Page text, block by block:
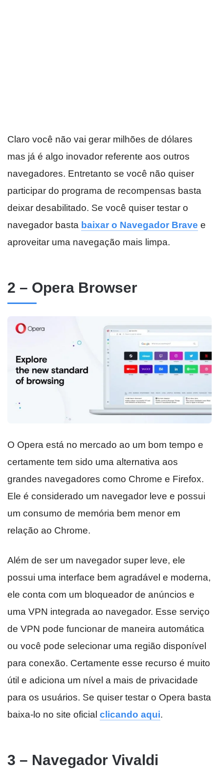
Claro você não vai gerar milhões de dólares
mas já é algo inovador referente aos outros
navegadores. Entretanto se você não quiser
participar do programa de recompensas basta
deixar desabilitado. Se você quiser testar o
navegador basta baixar o Navegador Brave e
aproveitar uma navegação mais limpa.
2 – Opera Browser
O Opera está no mercado ao um bom tempo e
certamente tem sido uma alternativa aos
grandes navegadores como Chrome e Firefox.
Ele é considerado um navegador leve e possui
um consumo de memória bem menor em
relação ao Chrome.
Além de ser um navegador super leve, ele
possui uma interface bem agradável e moderna,
ele conta com um bloqueador de anúncios e
uma VPN integrada ao navegador. Esse serviço
de VPN pode funcionar de maneira automática
ou você pode selecionar uma região disponível
para conexão. Certamente esse recurso é muito
útil e adiciona um nível a mais de privacidade
para os usuários. Se quiser testar o Opera basta
baixa-lo no site oficial clicando aqui.
3 – Navegador Vivaldi